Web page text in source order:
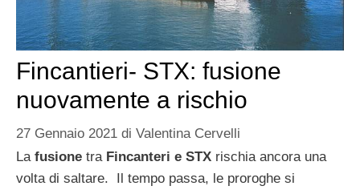
Fincantieri- STX: fusione
nuovamente a rischio
27 Gennaio 2021 di Valentina Cervelli
La fusione tra Fincanteri e STX rischia ancora una
volta di saltare. Il tempo passa, le proroghe si